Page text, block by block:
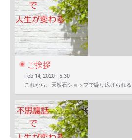
ご挨拶
Feb 14, 2020 • 5:30